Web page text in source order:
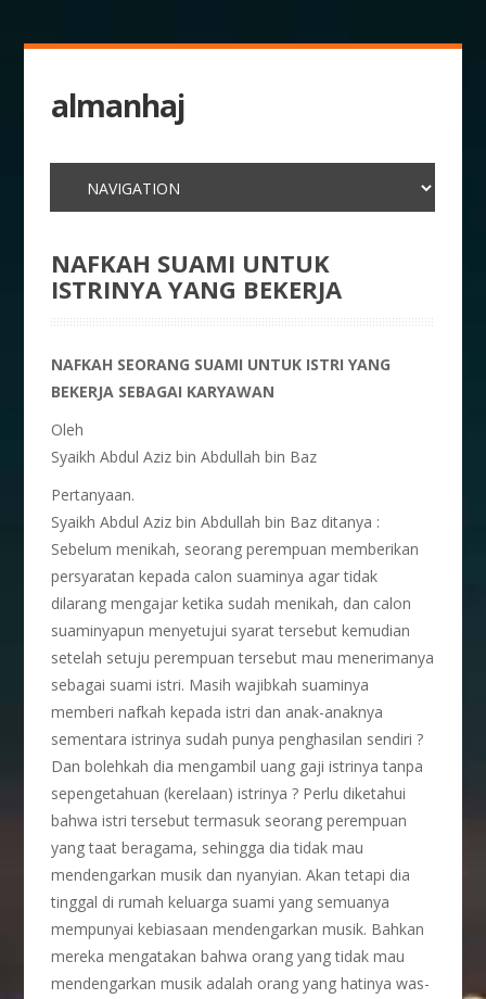
almanhaj
NAFKAH SUAMI UNTUK
ISTRINYA YANG BEKERJA
NAFKAH SEORANG SUAMI UNTUK ISTRI YANG
BEKERJA SEBAGAI KARYAWAN
Oleh
Syaikh Abdul Aziz bin Abdullah bin Baz
Pertanyaan.
Syaikh Abdul Aziz bin Abdullah bin Baz ditanya :
Sebelum menikah, seorang perempuan memberikan
persyaratan kepada calon suaminya agar tidak
dilarang mengajar ketika sudah menikah, dan calon
suaminyapun menyetujui syarat tersebut kemudian
setelah setuju perempuan tersebut mau menerimanya
sebagai suami istri. Masih wajibkah suaminya
memberi nafkah kepada istri dan anak-anaknya
sementara istrinya sudah punya penghasilan sendiri ?
Dan bolehkah dia mengambil uang gaji istrinya tanpa
sepengetahuan (kerelaan) istrinya ? Perlu diketahui
bahwa istri tersebut termasuk seorang perempuan
yang taat beragama, sehingga dia tidak mau
mendengarkan musik dan nyanyian. Akan tetapi dia
tinggal di rumah keluarga suami yang semuanya
mempunyai kebiasaan mendengarkan musik. Bahkan
mereka mengatakan bahwa orang yang tidak mau
mendengarkan musik adalah orang yang hatinya was-